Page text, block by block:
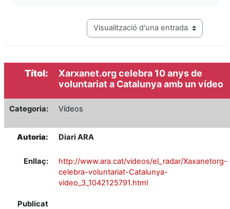
View mode tertiary navigation
Títol:
Xarxanet.org celebra 10 anys de
voluntariat a Catalunya amb un vídeo
Categoria: Vídeos
Autoria: Diari ARA
Enllaç:
http://www.ara.cat/videos/el_radar/Xaxanetorg-
celebra-voluntariat-Catalunya-
video_3_1042125791.html
Publicat